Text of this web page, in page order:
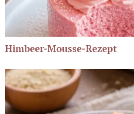
Himbeer-Mousse-Rezept